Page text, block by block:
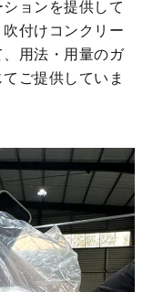
ョンを提供して
付けコンクリー
用法・用量のガ
ご提供していま